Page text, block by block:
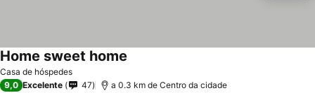
Casa de hóspedes
Home sweet home
9,0 Excelente 47 a 0.3 km de Centro da cidade